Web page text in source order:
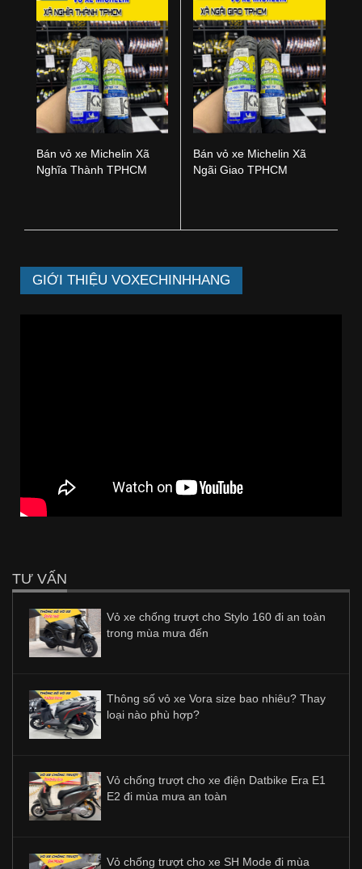
Bán vỏ xe Michelin Xã
Nghĩa Thành TPHCM
Bán vỏ xe Michelin Xã
Ngãi Giao TPHCM
GIỚI THIỆU VOXECHINHHANG
TƯ VẤN
Vỏ xe chống trượt cho Stylo 160 đi an toàn
trong mùa mưa đến
Thông số vỏ xe Vora size bao nhiêu? Thay
loại nào phù hợp?
Vỏ chống trượt cho xe điện Datbike Era E1
E2 đi mùa mưa an toàn
Vỏ chống trượt cho xe SH Mode đi mùa